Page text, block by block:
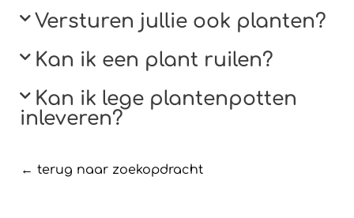
Versturen jullie ook planten?​
Kan ik een plant ruilen?​
Kan ik lege plantenpotten
inleveren?​
← terug naar zoekopdracht